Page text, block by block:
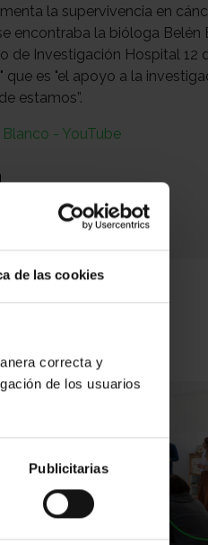
de las cookies
correcta y
de los usuarios
Publicitarias
la supervivencia en
encontraba la bióloga Belén
de Investigación Hospital 12
es "el apoyo a la
estamos”.
- YouTube